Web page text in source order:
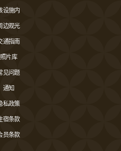
设施内
边观光
通指南
照片库
见问题
通知
私政策
宿条款
员条款